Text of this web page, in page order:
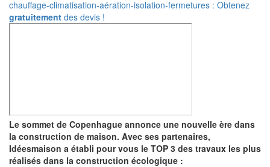
chauffage-climatisation-aération-isolation-fermetures : Obtenez
gratuitement des devis !
Le sommet de Copenhague annonce une nouvelle ère dans
la construction de maison. Avec ses partenaires,
Idéesmaison a établi pour vous le TOP 3 des travaux les plus
réalisés dans la construction écologique :